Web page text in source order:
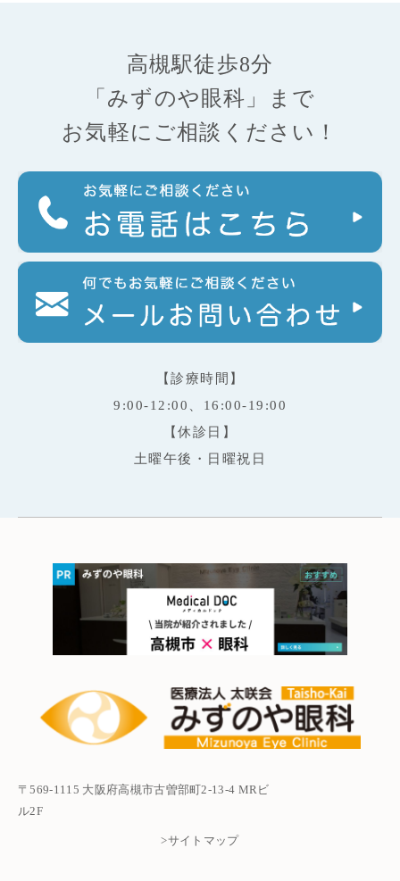
高槻駅徒歩8分
「みずのや眼科」まで
お気軽にご相談ください！
【診療時間】
9:00-12:00、16:00-19:00
【休診日】
土曜午後・日曜祝日
〒569-1115 大阪府高槻市古曽部町2-13-4 MRビ
ル2F
>サイトマップ